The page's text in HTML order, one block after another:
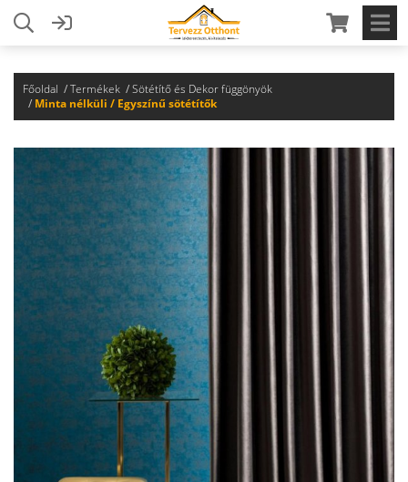
Főoldal Termékek
Sötétítő és Dekor függönyök
Minta nélküli / Egyszínű sötétítők